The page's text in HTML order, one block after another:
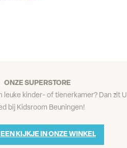
ONZE SUPERSTORE
leuke kinder- of tienerkamer? Dan zit U
bij Kidsroom Beuningen!
EEN KIJKJE IN ONZE WINKEL